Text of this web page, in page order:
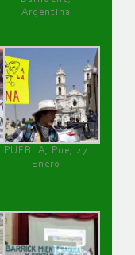
Argentina
PUEBLA, Pue, 27
Enero